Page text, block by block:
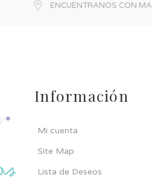
ENCUENTRANOS CON
Información
Mi cuenta
Site Map
Lista de Deseos